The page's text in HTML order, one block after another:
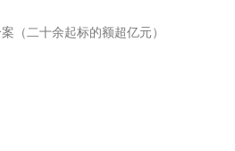
（二十余起标的额超亿元）